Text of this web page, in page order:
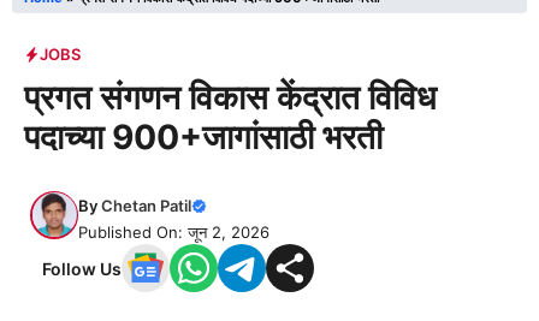
JOBS
प्रगत संगणन विकास केंद्रात विविध
पदाच्या 900+जागांसाठी भरती
ByChetan Patil
Published On: जून 2, 2026
Follow Us